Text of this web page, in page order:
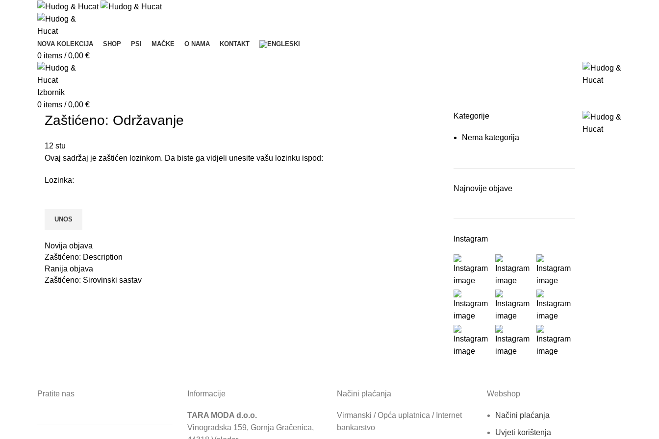
NOVA KOLEKCIJA SHOP PSI MAČKE O NAMA KONTAKT
0 items / 0,00 €
Izbornik
0 items / 0,00 €
Zaštićeno: Održavanje
12 stu
Ovaj sadržaj je zaštićen lozinkom. Da biste ga vidjeli unesite vašu lozinku ispod:
Lozinka:
Novija objava
Zaštićeno: Description
Ranija objava
Zaštićeno: Sirovinski sastav
Kategorije
Nema kategorija
Najnovije objave
Instagram
Pratite nas Informacije
TARA MODA d.o.o.
Vinogradska 159, Gornja Gračenica,
Načini plaćanja
Virmanski / Opća uplatnica / Internet
bankarstvo
Webshop
Načini plaćanja
Uvjeti korištenja